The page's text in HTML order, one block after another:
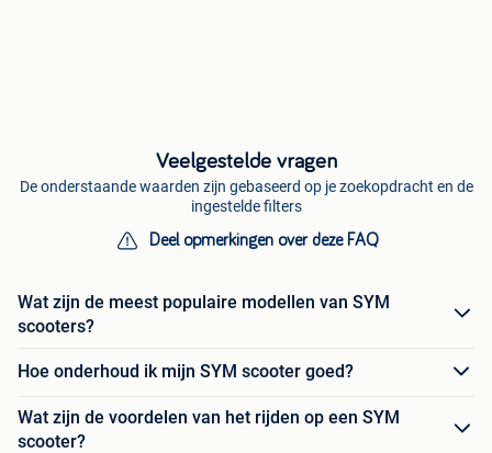
Veelgestelde vragen
De onderstaande waarden zijn gebaseerd op je zoekopdracht en de
ingestelde filters
Deel opmerkingen over deze FAQ
Wat zijn de meest populaire modellen van SYM
scooters?
Hoe onderhoud ik mijn SYM scooter goed?
Wat zijn de voordelen van het rijden op een SYM
scooter?